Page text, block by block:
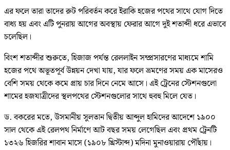
এর ফলে তারা তাদের রুট পরিবর্তন করে ইরাকি হজের পথের সাথে যোগ দিতে
বাধ্য হয় এবং এটি পুনরায় আগের অবস্থায় ফেরার আগে দুই শতাব্দী ধরে এভাবে
চলেছিল।
বিংশ শতাব্দীর শুরুতে, হিজাজ পর্যন্ত রেললাইন সম্প্রসারণের মাধ্যমে শামি
হজের পথে অভূতপূর্ব উন্নয়ন দেখা যায়, যার ফলে ভ্রমণের সময় এক মাসেরও
বেশি সময় থেকে কমে প্রায় চার দিনে নেমে আসে। এই ট্রেনের স্টেশনগুলো
শামের হজযাত্রীদের স্থলপথের স্টেশনগুলোর সাথে হুবহু মিলে যেত।
ড. বকরের মতে, উসমানীয় সুলতান দ্বিতীয় আব্দুল হামিদের আদেশে ১৯০০
সাল থেকে এই রেলপথ নির্মাণে আট বছর সময় লেগেছিল এবং প্রথম ট্রেনটি
১৩২৬ হিজরির শাবান মাসে (১৯০৮ খ্রিস্টাব্দ) মদিনা মুনাওয়ারায় পৌঁছায়।